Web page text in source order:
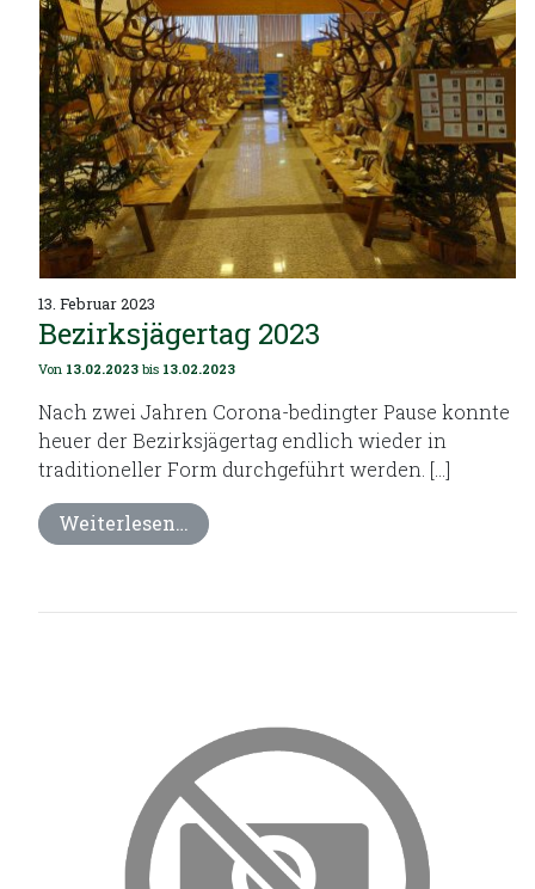
13. Februar 2023
Bezirksjägertag 2023
Von 13.02.2023 bis 13.02.2023
Nach zwei Jahren Corona-bedingter Pause konnte
heuer der Bezirksjägertag endlich wieder in
traditioneller Form durchgeführt werden. […]
Weiterlesen…